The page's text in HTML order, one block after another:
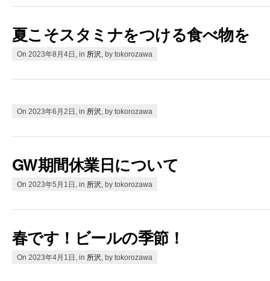
夏こそスタミナをつける食べ物を
On 2023年8月4日, in 所沢 , by tokorozawa
On 2023年6月2日, in 所沢 , by tokorozawa
GW期間休業日について
On 2023年5月1日, in 所沢 , by tokorozawa
春です！ビールの季節！
On 2023年4月1日, in 所沢 , by tokorozawa